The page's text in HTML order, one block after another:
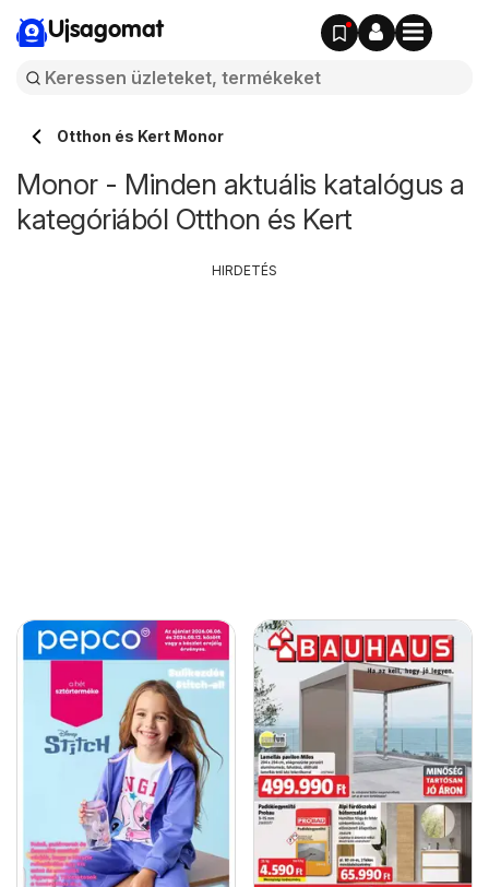
Ujsagomat
Otthon és Kert Monor
Monor - Minden aktuális katalógus a
kategóriából Otthon és Kert
HIRDETÉS